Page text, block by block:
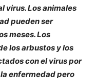
virus. Los animales
pueden ser
meses. Los
los arbustos y los
con el virus por
enfermedad pero